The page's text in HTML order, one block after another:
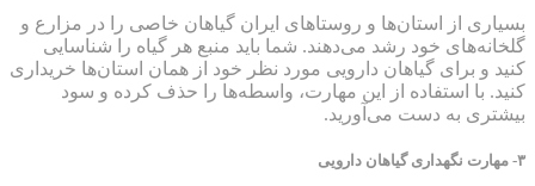
بسیاری از استان‌ها و روستاهای ایران گیاهان خاصی را در مزارع و
گلخانه‌های خود رشد می‌دهند. شما باید منبع هر گیاه را شناسایی
کنید و برای گیاهان دارویی مورد نظر خود از همان استان‌ها خریداری
کنید. با استفاده از این مهارت، واسطه‌ها را حذف کرده و سود
بیشتری به دست می‌آورید.
۳- مهارت نگهداری گیاهان دارویی